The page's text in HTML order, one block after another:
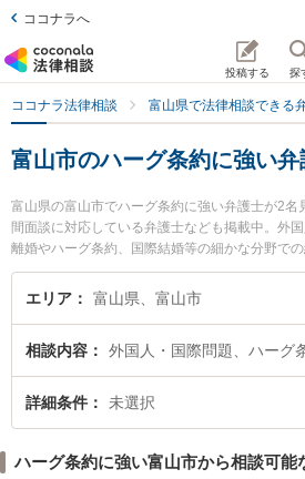
ココナラへ
投稿する 探
ココナラ法律相談 富山県で法律相談できる
富山市のハーグ条約に強い弁
富山県の富山市でハーグ条約に強い弁護士が2名
間面談に対応している弁護士なども掲載中。外
離婚やハーグ条約、国際結婚等の細かな分野で
す。特に嘉義総合法律事務所の嘉義 亮太弁護士
護士のプロフィール情報や弁護士費用、強みな
『初回相談無料でハーグ条約を法律相談できる
たい』などでお困りの相談者さんにおすすめで
エリア 富山県、富山市
相談内容 外国人・国際問題、ハーグ
詳細条件 未選択
ハーグ条約に強い富山市から相談可能